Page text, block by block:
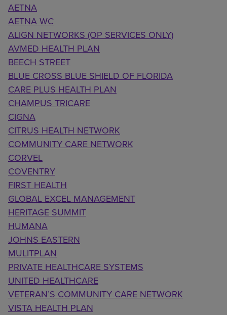
AETNA
AETNA WC
ALIGN NETWORKS (OP SERVICES ONLY)
AVMED HEALTH PLAN
BEECH STREET
BLUE CROSS BLUE SHIELD OF FLORIDA
CARE PLUS HEALTH PLAN
CHAMPUS TRICARE
CIGNA
CITRUS HEALTH NETWORK
COMMUNITY CARE NETWORK
CORVEL
COVENTRY
FIRST HEALTH
GLOBAL EXCEL MANAGEMENT
HERITAGE SUMMIT
HUMANA
JOHNS EASTERN
MULITPLAN
PRIVATE HEALTHCARE SYSTEMS
UNITED HEALTHCARE
VETERAN’S COMMUNITY CARE NETWORK
VISTA HEALTH PLAN